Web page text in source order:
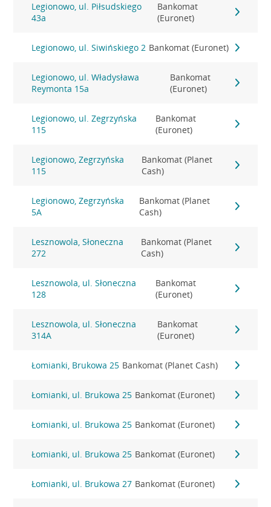
Legionowo, ul. Piłsudskiego
43a
Bankomat
(Euronet)
Legionowo, ul. Siwińskiego 2 Bankomat (Euronet)
Legionowo, ul. Władysława
Reymonta 15a
Bankomat
(Euronet)
Legionowo, ul. Zegrzyńska
115
Bankomat
(Euronet)
Legionowo, Zegrzyńska
115
Bankomat (Planet
Cash)
Legionowo, Zegrzyńska
5A
Bankomat (Planet
Cash)
Lesznowola, Słoneczna
272
Bankomat (Planet
Cash)
Lesznowola, ul. Słoneczna
128
Bankomat
(Euronet)
Lesznowola, ul. Słoneczna
314A
Bankomat
(Euronet)
Łomianki, Brukowa 25 Bankomat (Planet Cash)
Łomianki, ul. Brukowa 25 Bankomat (Euronet)
Łomianki, ul. Brukowa 25 Bankomat (Euronet)
Łomianki, ul. Brukowa 25 Bankomat (Euronet)
Łomianki, ul. Brukowa 27 Bankomat (Euronet)